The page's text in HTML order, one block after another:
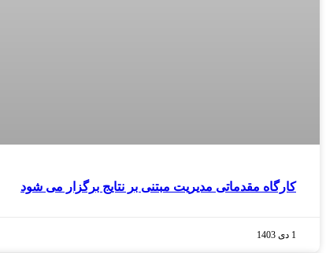
کارگاه مقدماتی مدیریت مبتنی بر نتایج برگزار می شود
1 دی 1403